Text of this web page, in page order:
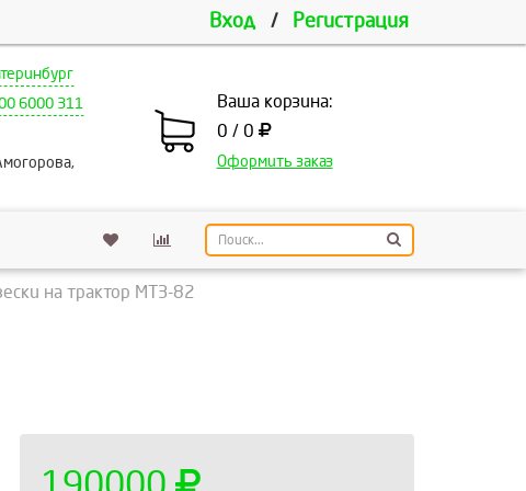
Вход / Регистрация
6000 311
Ваша корзина:
0 / 0
Оформить заказ
на трактор МТЗ-82